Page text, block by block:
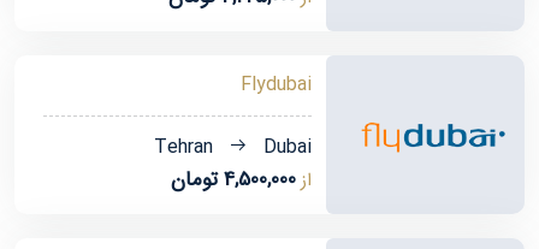
Flydubai
Tehran Dubai
از 4,500,000 تومان